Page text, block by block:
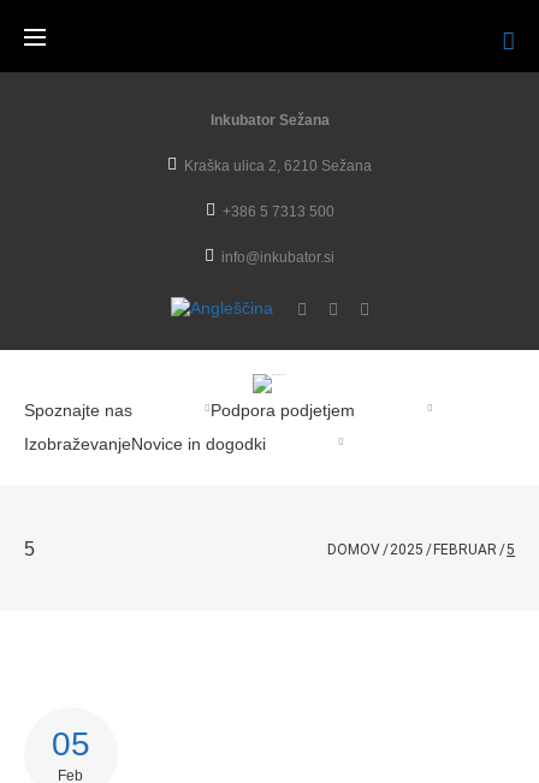
Inkubator Sežana
Kraška ulica 2, 6210 Sežana
+386 5 7313 500
info@inkubator.si
Spoznajte nas
Podpora podjetjem
IzobraževanjeNovice in dogodki
5 DOMOV/2025 / FEBRUAR /5
05
Feb